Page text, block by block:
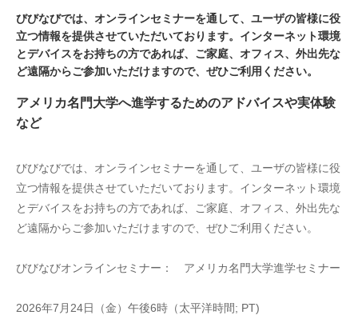
びびなびでは、オンラインセミナーを通して、ユーザの皆様に役
立つ情報を提供させていただいております。インターネット環境
とデバイスをお持ちの方であれば、ご家庭、オフィス、外出先な
ど遠隔からご参加いただけますので、ぜひご利用ください。
アメリカ名門大学へ進学するためのアドバイスや実体験
など
びびなびでは、オンラインセミナーを通して、ユーザの皆様に役
立つ情報を提供させていただいております。インターネット環境
とデバイスをお持ちの方であれば、ご家庭、オフィス、外出先な
ど遠隔からご参加いただけますので、ぜひご利用ください。
びびなびオンラインセミナー：　アメリカ名門大学進学セミナー
2026年7月24日（金）午後6時（太平洋時間; PT)